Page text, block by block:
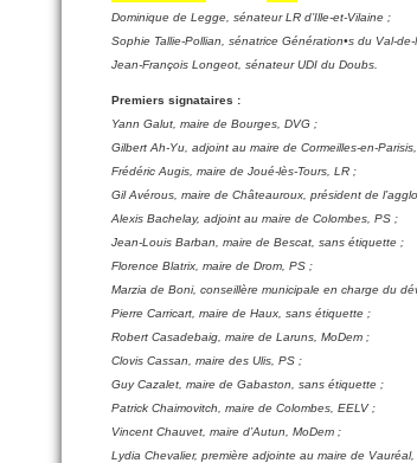
Dominique de Legge, sénateur LR d’Ille-et-Vilaine ;
Sophie Tallie-Pollian, sénatrice Génération•s du Val-
Jean-François Longeot, sénateur UDI du Doubs.
Premiers signataires :
Yann Galut, maire de Bourges, DVG ;
Gilbert Ah-Yu, adjoint au maire de Cormeilles-en-
Frédéric Augis, maire de Joué-lès-Tours, LR ;
Gil Avérous, maire de Châteauroux, président de
Alexis Bachelay, adjoint au maire de Colombes, PS ;
Jean-Louis Barban, maire de Bescat, sans étiquette ;
Florence Blatrix, maire de Drom, PS ;
Marzia de Boni, conseillère municipale en charge du
Pierre Carricart, maire de Haux, sans étiquette ;
Robert Casadebaig, maire de Laruns, MoDem ;
Clovis Cassan, maire des Ulis, PS ;
Guy Cazalet, maire de Gabaston, sans étiquette ;
Patrick Chaimovitch, maire de Colombes, EELV ;
Vincent Chauvet, maire d’Autun, MoDem ;
Lydia Chevalier, première adjointe au maire de Vauréal,